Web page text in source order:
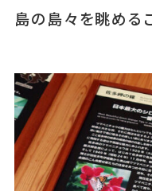
島の島々を眺める